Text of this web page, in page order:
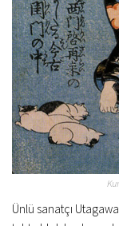
Ünlü sanatçı